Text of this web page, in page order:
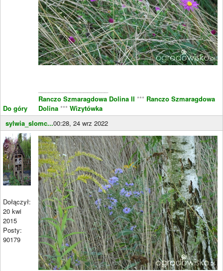
Do góry
Ranczo Szmaragdowa Dolina II *** Ranczo Szmaragdowa
Dolina *** Wizytówka
sylwia_slomc...00:28, 24 wrz 2022
Dołączył:
20 kwi
2015
Posty:
90179